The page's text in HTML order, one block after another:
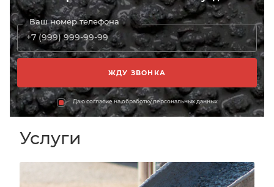
Ваш номер телефона
Даю согласие на обработку персональных данных
Услуги